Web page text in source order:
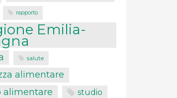
rapporto
Emilia-
salute
alimentare
alimentare studio